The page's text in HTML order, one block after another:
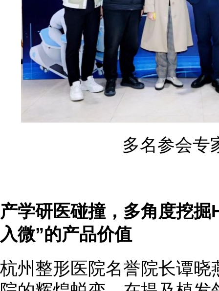
多名参会专
产学研医碰撞，多角度挖掘
入微”的产品价值
杭州整形医院名誉院长谭